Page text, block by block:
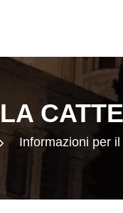
LA
Informazioni per